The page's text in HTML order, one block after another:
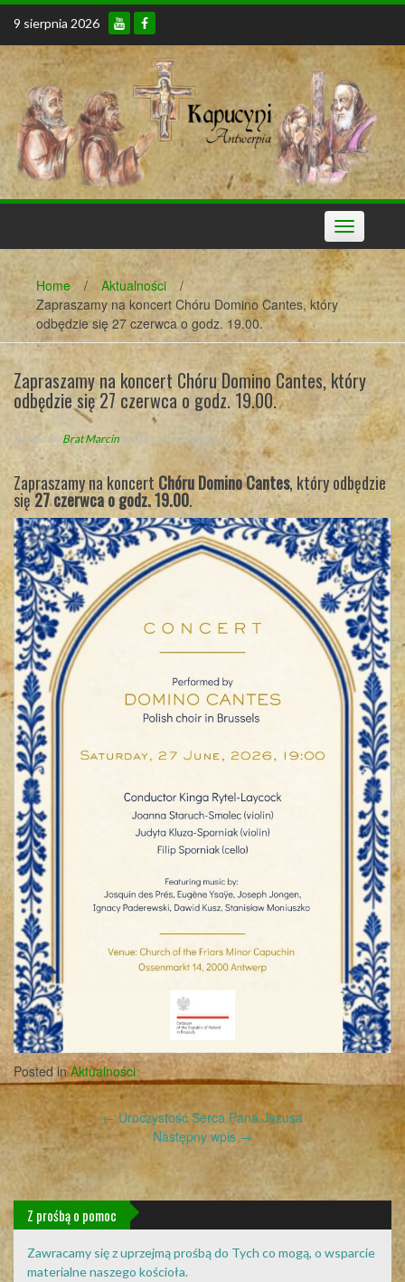
Skip
content
9 sierpnia 2026
Toggle
navigation
Home / Aktualności
/
Zapraszamy na koncert Chóru Domino Cantes, który
odbędzie się 27 czerwca o godz. 19.00.
Zapraszamy na koncert Chóru Domino Cantes, który
odbędzie się 27 czerwca o godz. 19.00.
Posted ByBrat Marcin on 13 czerwca 2026
Zapraszamy na koncert Chóru Domino Cantes, który odbędzie
się27 czerwca o godz. 19.00.
Posted inAktualności
Post
navigation
← Uroczystość Serca Pana Jezusa
Następny wpis →
Z prośbą o pomoc
Zawracamy się z uprzejmą prośbą do Tych co mogą, o wsparcie
materialne naszego kościoła.